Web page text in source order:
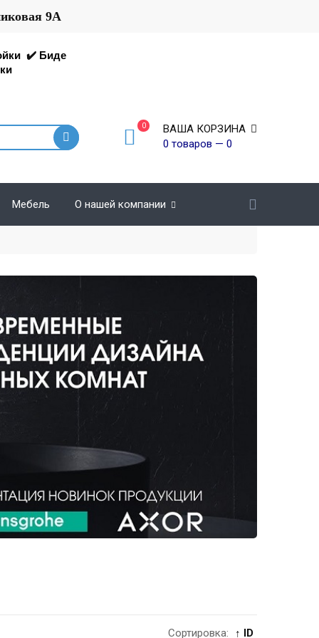
9А
✔️ Биде
0
ВАША КОРЗИНА
0 товаров — 0
Мебель О нашей компании
Сортировка: ↑ ID